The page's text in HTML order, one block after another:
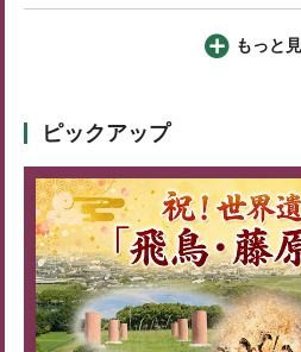
もっと
ピックアップ